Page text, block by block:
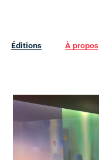
Éditions
À propos